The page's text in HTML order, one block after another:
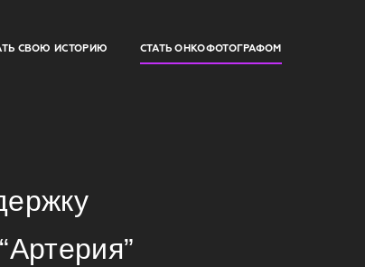
СВОЮ ИСТОРИЮ СТАТЬ ОНКОФОТОГРАФОМ